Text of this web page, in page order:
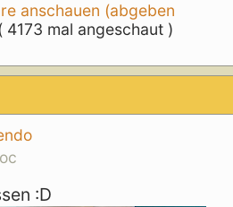
anschauen (abgeben
4173 mal angeschaut )
:D